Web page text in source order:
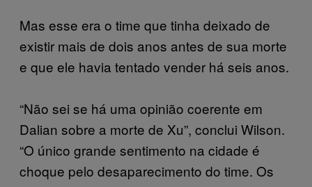
Mas esse era o time que tinha deixado de
existir mais de dois anos antes de sua morte
e que ele havia tentado vender há seis anos.
“Não sei se há uma opinião coerente em
Dalian sobre a morte de Xu”, conclui Wilson.
“O único grande sentimento na cidade é
choque pelo desaparecimento do time. Os